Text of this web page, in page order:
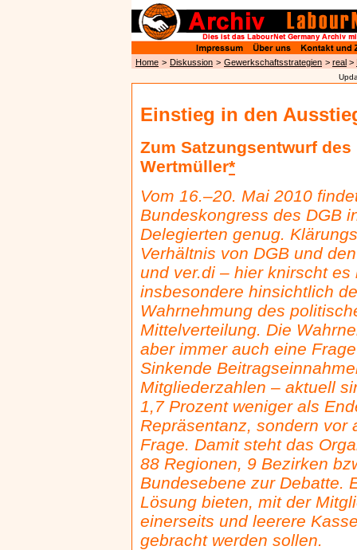
Home > Diskussion > Gewerkschaftsstrategien > real >
Einstieg in den
Zum Satzungsentwurf
Wertmüller*
Vom 16.–20. Mai 2010
Bundeskongress des DGB
Delegierten genug.
Verhältnis von DGB und
und ver.di – hier knirscht
insbesondere hinsichtlich
Wahrnehmung des
Mittelverteilung. Die
aber immer auch eine
Sinkende
Mitgliederzahlen – aktuell
1,7 Prozent weniger als
Repräsentanz, sondern vor
Frage. Damit steht das
88 Regionen, 9 Bezirken
Bundesebene zur Debatte.
Lösung bieten, mit der
einerseits und leerere
gebracht werden sollen.